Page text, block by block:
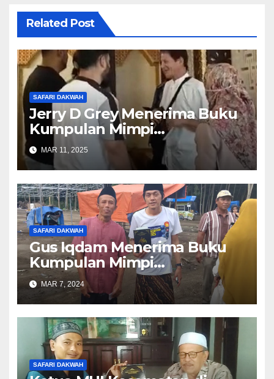
Related Post
SAFARI DAKWAH
Jerry D Grey Menerima Buku
Kumpulan Mimpi
Muhammad Qasim
MAR 11, 2025
SAFARI DAKWAH
Gus Iqdam Menerima Buku
Kumpulan Mimpi
Muhammad Qasim
MAR 7, 2024
SAFARI DAKWAH